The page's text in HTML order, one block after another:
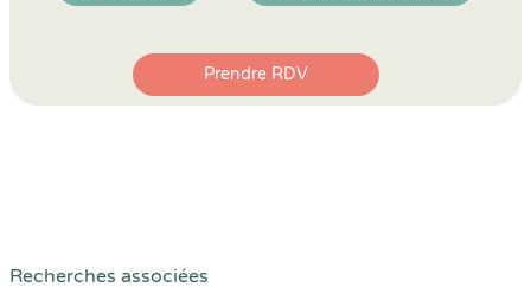
Prendre RDV
Recherches associées